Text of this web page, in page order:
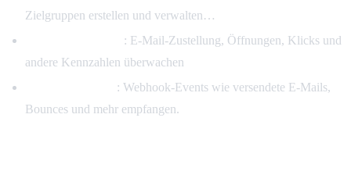
Zielgruppen erstellen und verwalten…
: E-Mail-Zustellung, Öffnungen, Klicks und
andere Kennzahlen überwachen
: Webhook-Events wie versendete E-Mails,
Bounces und mehr empfangen.